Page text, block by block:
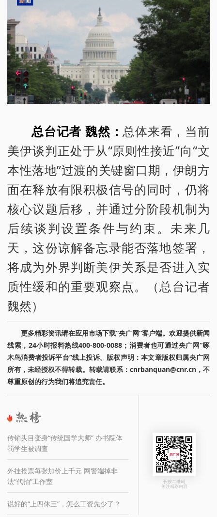
总台记者 魏然： 总体来看，当前
美伊谈判正处于从“原则性接近”向“文
本性落地”过渡的关键窗口期，伊朗方
面在释放有限积极信号的同时，仍将
核心议题后移，并通过分阶段机制为
后续谈判设置条件与约束。未来几
天，这份谅解备忘录能否落地签署，
将成为外界判断美伊关系是否进入实
质性缓和的重要观察点。（总台记者
魏然）
更多精彩资讯请在应用市场下载“央广网”客户端。欢迎提供新闻
线索，24小时报料热线400-800-0088；消费者也可通过央广网“啄
木鸟消费者投诉平台”线上投诉。版权声明：本文章版权归属央广网
所有，未经授权不得转载。转载请联系：cnrbanquan@cnr.cn，不
尊重原创的行为我们将追究责任。
传销头目变身“传统国学大师” 办书院体
罚学生被调查
外挂抢票每张加价上千元 网警端掉非
法“代拍”工作室
说好的“上四休三”，怎么工资先少了？
长按二维码
关注精彩内容